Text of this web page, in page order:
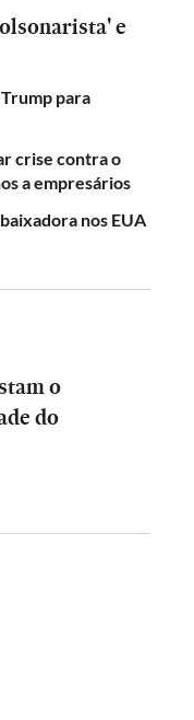
e
para
crise contra o
a empresários
nos EUA
o
do